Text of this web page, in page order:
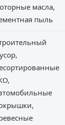
масла,
пыль